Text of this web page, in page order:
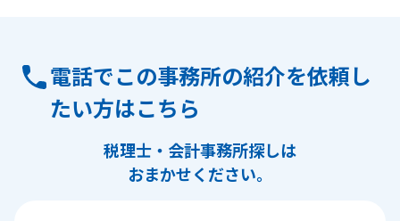
電話でこの事務所の紹介を依頼し
たい方はこちら
税理士・会計事務所探しは
おまかせください。